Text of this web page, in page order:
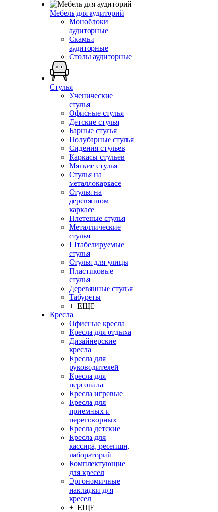
Мебель для аудиторий
Моноблоки
аудиторные
Скамьи
аудиторные
Столы аудиторные
Стулья
Ученические
стулья
Офисные стулья
Детские стулья
Барные стулья
Полубарные стулья
Сидения стульев
Каркасы стульев
Мягкие стулья
Стулья на
металлокаркасе
Стулья на
деревянном
каркасе
Плетеные стулья
Металлические
стулья
Штабелируемые
стулья
Стулья для улицы
Пластиковые
стулья
Деревянные стулья
Табуреты
+ ЕЩЕ
Кресла
Офисные кресла
Кресла для отдыха
Дизайнерские
кресла
Кресла для
руководителей
Кресла для
персонала
Кресла игровые
Кресла для
приемных и
переговорных
Кресла детские
Кресла для
кассира, ресепшн,
лабораторий
Комплектующие
для кресел
Эргономичные
накладки для
кресел
+ ЕЩЕ